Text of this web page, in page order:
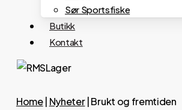
Sør Sportsfiske
Butikk
Kontakt
Home| Nyheter| Brukt og fremtiden